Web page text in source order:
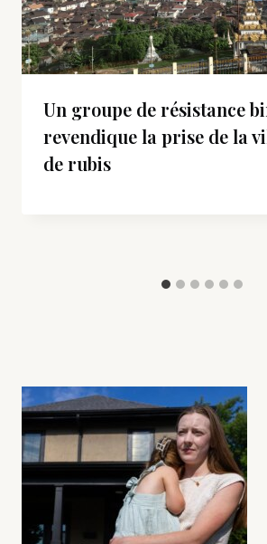
Un groupe de résistance
revendique la prise de la
de rubis